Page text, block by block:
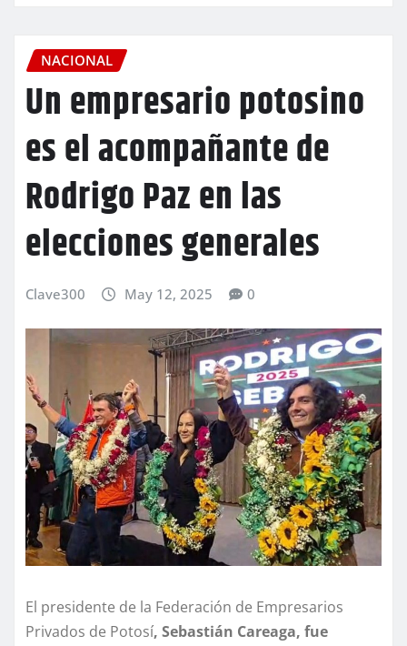
NACIONAL
Un empresario potosino
es el acompañante de
Rodrigo Paz en las
elecciones generales
Clave300 May 12, 2025 0
El presidente de la Federación de Empresarios
Privados de Potosí, Sebastián Careaga, fue